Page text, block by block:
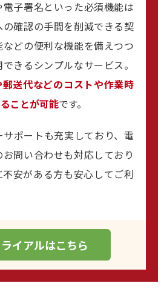
子署名といった必須機能は
確認の手間を削減できる契
どの便利な機能を備えつつ
きるシンプルなサービス。
送代などのコストや作業時
ことが可能です。
ポートも充実しており、電
問い合わせも対応しており
安がある方も安心してご利
イアルはこちら